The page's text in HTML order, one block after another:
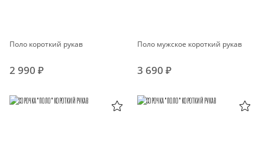
Поло короткий рукав
2 990 ₽
Поло мужское короткий рукав
3 690 ₽